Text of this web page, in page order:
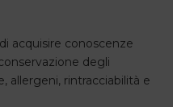
acquisire conoscenze
degli
allergeni, rintracciabilità e